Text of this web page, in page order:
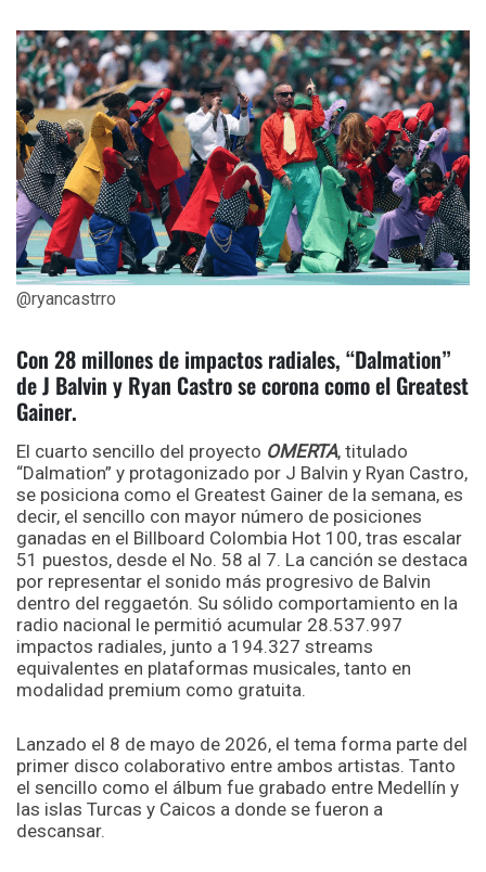
@ryancastrro
Con 28 millones de impactos radiales, “Dalmation”
de J Balvin y Ryan Castro se corona como el Greatest
Gainer.
El cuarto sencillo del proyecto OMERTA, titulado
“Dalmation” y protagonizado por J Balvin y Ryan Castro,
se posiciona como el Greatest Gainer de la semana, es
decir, el sencillo con mayor número de posiciones
ganadas en el Billboard Colombia Hot 100, tras escalar
51 puestos, desde el No. 58 al 7. La canción se destaca
por representar el sonido más progresivo de Balvin
dentro del reggaetón. Su sólido comportamiento en la
radio nacional le permitió acumular 28.537.997
impactos radiales, junto a 194.327 streams
equivalentes en plataformas musicales, tanto en
modalidad premium como gratuita.
Lanzado el 8 de mayo de 2026, el tema forma parte del
primer disco colaborativo entre ambos artistas. Tanto
el sencillo como el álbum fue grabado entre Medellín y
las islas Turcas y Caicos a donde se fueron a
descansar.